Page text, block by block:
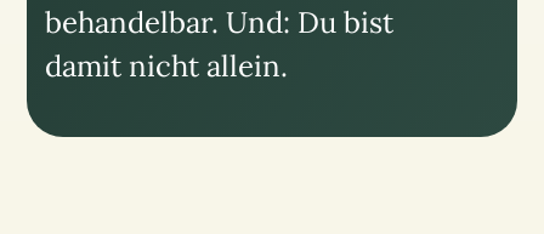
behandelbar. Und: Du bist
damit nicht allein.